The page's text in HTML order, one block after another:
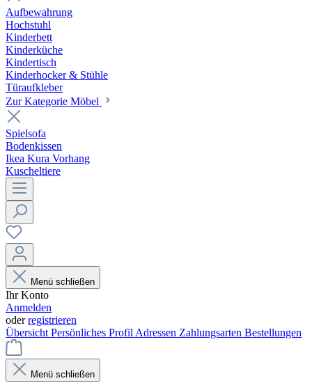
Aufbewahrung
Hochstuhl
Kinderbett
Kinderküche
Kindertisch
Kinderhocker & Stühle
Türaufkleber
Zur Kategorie Möbel
Spielsofa
Bodenkissen
Ikea Kura Vorhang
Kuscheltiere
Menü schließen
Ihr Konto
Anmelden
oderregistrieren
Übersicht Persönliches Profil Adressen Zahlungsarten Bestellungen
Menü schließen